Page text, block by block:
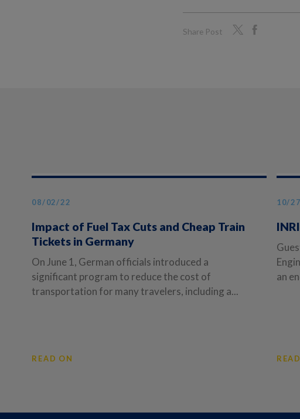
Share Post
08/02/22
Impact of Fuel Tax Cuts and Cheap Train
Tickets in Germany
On June 1, German officials introduced a
significant program to reduce the cost of
transportation for many travelers, including a...
READ ON
10/
an